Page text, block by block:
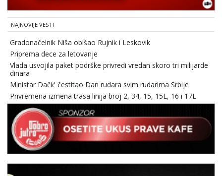
NAJNOVIJE VESTI
Gradonačelnik Niša obišao Rujnik i Leskovik
Priprema dece za letovanje
Vlada usvojila paket podrške privredi vredan skoro tri milijarde
dinara
Ministar Dačić čestitao Dan rudara svim rudarima Srbije
Privremena izmena trasa linija broj 2, 34, 15, 15L, 16 i 17L